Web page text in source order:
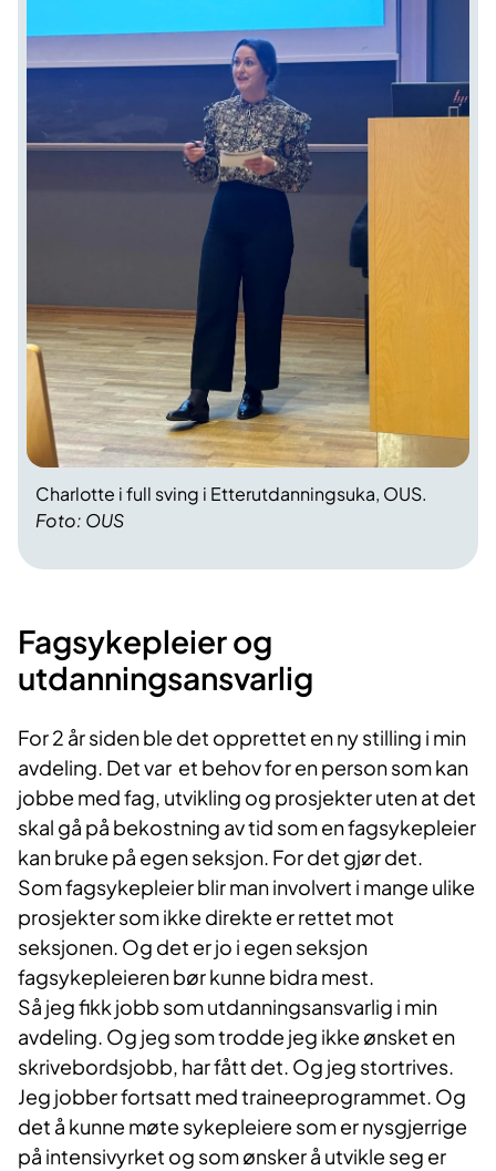
Foto: OUS
Charlotte i full sving i Etterutdanningsuka, OUS.
Fagsykepleier og
utdanningsansvarlig
For 2 år siden ble det opprettet en ny stilling i min
avdeling. Det var et behov for en person som kan
jobbe med fag, utvikling og prosjekter uten at det
skal gå på bekostning av tid som en fagsykepleier
kan bruke på egen seksjon. For det gjør det.
Som fagsykepleier blir man involvert i mange ulike
prosjekter som ikke direkte er rettet mot
seksjonen. Og det er jo i egen seksjon
fagsykepleieren bør kunne bidra mest.
Så jeg fikk jobb som utdanningsansvarlig i min
avdeling. Og jeg som trodde jeg ikke ønsket en
skrivebordsjobb, har fått det. Og jeg stortrives.
Jeg jobber fortsatt med traineeprogrammet. Og
det å kunne møte sykepleiere som er nysgjerrige
på intensivyrket og som ønsker å utvikle seg er